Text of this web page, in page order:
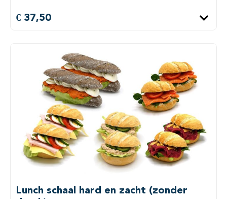
€ 37,50
Lunch schaal hard en zacht (zonder